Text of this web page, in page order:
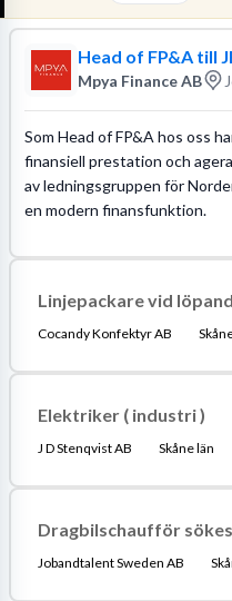
Head of FP&A till
Mpya Finance AB
Som Head of FP&A hos oss
finansiell prestation och
av ledningsgruppen för
en modern finansfunktion.
Linjepackare vid
Cocandy Konfektyr AB
Elektriker ( industri )
J D Stenqvist AB Skåne län
Dragbilschaufför
Jobandtalent Sweden AB